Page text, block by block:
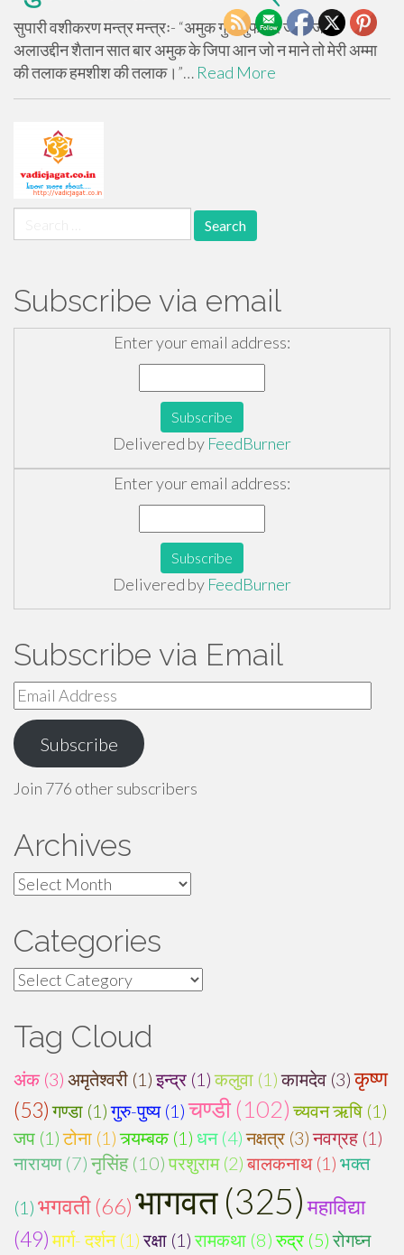
सुपारी वशीकरण मन्त्र मन्त्रः- “अमुक गुरू गुफतार जाग-जाग
अलाउद्दीन शैतान सात बार अमुक के जिपा आन जो न माने तो मेरी अम्मा
की तलाक हमशीश की तलाक।”… Read More
for:
Subscribe via email
Enter your email address:
Delivered by FeedBurner
Enter your email address:
Delivered by FeedBurner
Subscribe via Email
Email
Address
Subscribe
Join 776 other subscribers
Archives
Archives
Categories
Categories
Tag Cloud
अंक (3) अमृतेश्वरी (1) इन्द्र (1) कलुवा (1) कामदेव (3) कृष्ण
(53) गण्डा (1) गुरु-पुष्य (1) चण्डी (102) च्यवन ऋषि (1)
जप (1) टोना (1) त्र्यम्बक (1) धन (4) नक्षत्र (3) नवग्रह (1)
नारायण (7) नृसिंह (10) परशुराम (2) बालकनाथ (1) भक्त
(1) भगवती (66)भागवत (325) महाविद्या
(49) मार्ग- दर्शन (1) रक्षा (1) रामकथा (8) रुद्र (5) रोगघ्न